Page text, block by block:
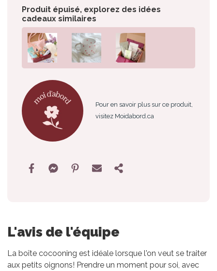
Produit épuisé, explorez des idées
cadeaux similaires
Pour en savoir plus sur ce produit,
visitez Moidabord.ca
L'avis de l'équipe
La boîte cocooning est idéale lorsque l'on veut se traiter
aux petits oignons! Prendre un moment pour soi, avec